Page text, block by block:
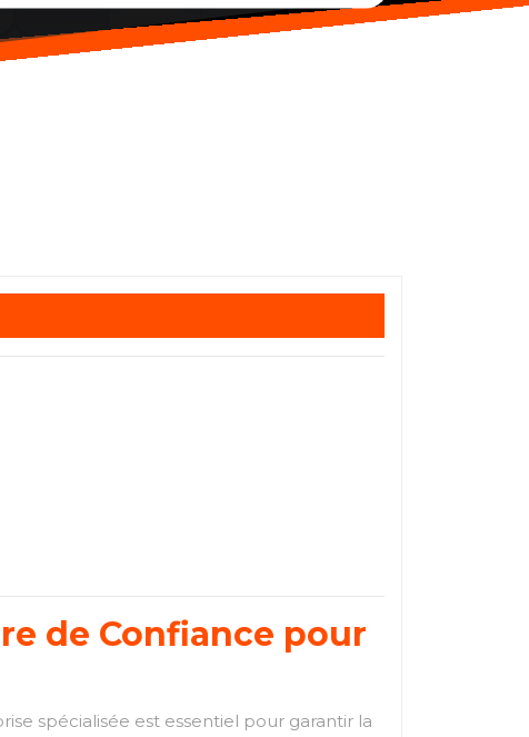
de Confiance pour
spécialisée est essentiel pour garantir la